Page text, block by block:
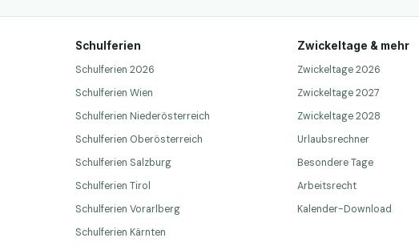
Schulferien
Schulferien 2026
Schulferien Wien
Schulferien Niederösterreich
Schulferien Oberösterreich
Schulferien Salzburg
Schulferien Tirol
Schulferien Vorarlberg
Schulferien Kärnten
Zwickeltage & mehr
Zwickeltage 2026
Zwickeltage 2027
Zwickeltage 2028
Urlaubsrechner
Besondere Tage
Arbeitsrecht
Kalender-Download